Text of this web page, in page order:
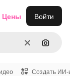
ОчиститьПоиск
Цены Войти
Создать ИИ-